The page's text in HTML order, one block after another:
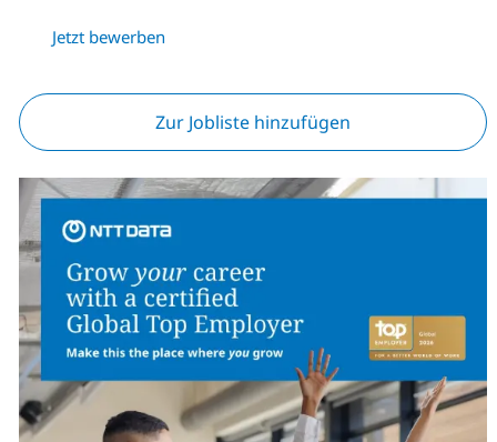
Jetzt bewerben
Zur Jobliste hinzufügen